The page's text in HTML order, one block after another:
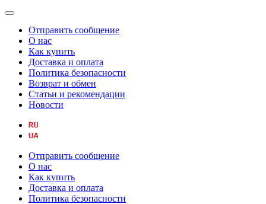
Отправить сообщение
О нас
Как купить
Доставка и оплата
Политика безопасности
Возврат и обмен
Статьи и рекомендации
Новости
Отправить сообщение
О нас
Как купить
Доставка и оплата
Политика безопасности